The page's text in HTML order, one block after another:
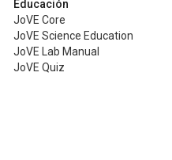
Educación
JoVE Core
JoVE Science Education
JoVE Lab Manual
JoVE Quiz